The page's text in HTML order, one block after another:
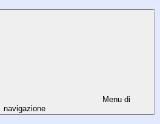
Menu di
navigazione